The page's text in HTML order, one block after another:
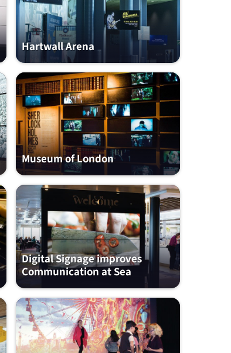
Hartwall Arena
Museum of London
Digital Signage improves
Communication at Sea